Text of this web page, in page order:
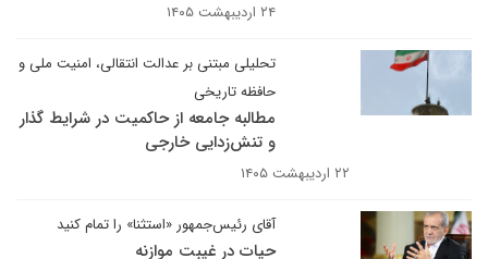
۲۴ اردیبهشت ۱۴۰۵
تحلیلی مبتنی بر عدالت انتقالی، امنیت ملی و
حافظه تاریخی
مطالبه جامعه از حاکمیت در شرایط گذار
و تنش‌زدایی خارجی
۲۲ اردیبهشت ۱۴۰۵
آقای رئیس‌جمهور «استثنا» را تمام کنید
حیات در غیبت موازنه